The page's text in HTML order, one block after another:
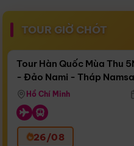
TOUR GIỜ CHÓT
Còn15 ngày 12:42:54
Bay Sun Phuquoc Airways
Tour Hàn Quốc Mùa Thu
- Đảo Nami - Tháp
Airways)
Hồ Chí Minh
26/08